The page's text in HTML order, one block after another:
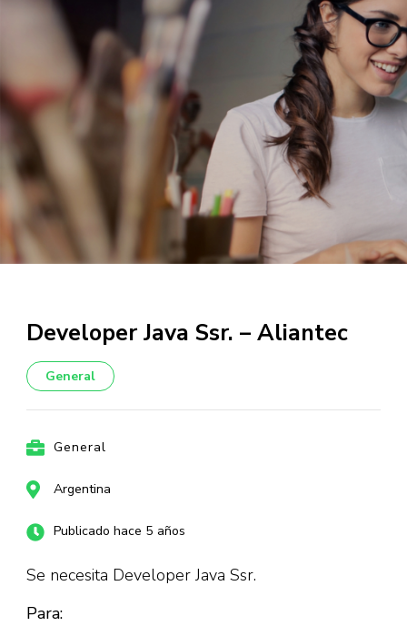
Developer Java Ssr. – Aliantec
General
General
Argentina
Publicado hace 5 años
Se necesita Developer Java Ssr.
Para: